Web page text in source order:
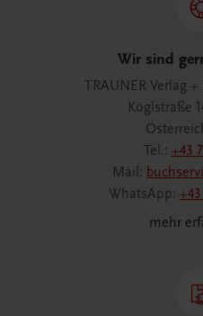
Wir sind
TRAUNER Verlag
Köglstraße
Tel.: +43
Mail:
WhatsApp:
mehr